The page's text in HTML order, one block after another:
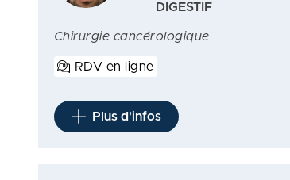
DIGESTIF
Chirurgie cancérologique
RDV en ligne
Plus d'infos